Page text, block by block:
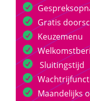
Gratis
Keuzemenu
Sluitingstijd
Maandelijks